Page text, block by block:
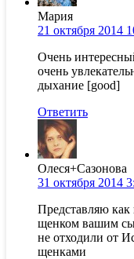
Мария
21 октября 2014
Очень
очень
дыхание [good]
Ответить
Олеся+Сазонова
31 октября 2014
Представляю как
щенком вашим
не отходили от
щенками